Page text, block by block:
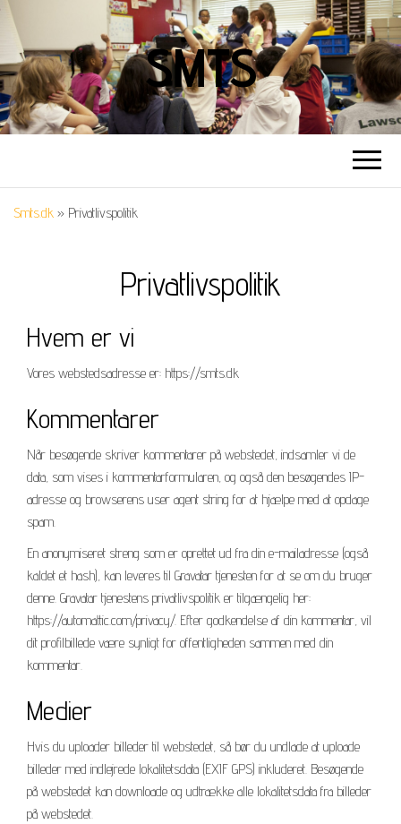
SMTS
Smts.dk » Privatlivspolitik
Privatlivspolitik
Hvem er vi
Vores webstedsadresse er: https://smts.dk
Kommentarer
Når besøgende skriver kommentarer på webstedet, indsamler vi de
data, som vises i kommentarformularen, og også den besøgendes IP-
adresse og browserens user agent string for at hjælpe med at opdage
spam.
En anonymiseret streng som er oprettet ud fra din e-mailadresse (også
kaldet et hash), kan leveres til Gravatar tjenesten for at se om du bruger
denne. Gravatar tjenestens privatlivspolitik er tilgængelig her:
https://automattic.com/privacy/. Efter godkendelse af din kommentar, vil
dit profilbillede være synligt for offentligheden sammen med din
kommentar.
Medier
Hvis du uploader billeder til webstedet, så bør du undlade at uploade
billeder med indlejrede lokalitetsdata (EXIF GPS) inkluderet. Besøgende
på webstedet kan downloade og udtrække alle lokalitetsdata fra billeder
på webstedet.